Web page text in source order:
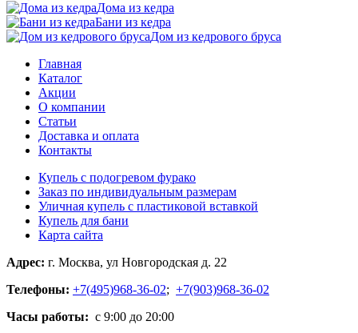
Дома из кедра
Бани из кедра
Дом из кедрового бруса
Главная
Каталог
Акции
О компании
Статьи
Доставка и оплата
Контакты
Купель с подогревом фурако
Заказ по индивидуальным размерам
Уличная купель с пластиковой вставкой
Купель для бани
Карта сайта
Адрес: г. Москва, ул Новгородская д. 22
Телефоны: +7(495)968-36-02; +7(903)968-36-02
Часы работы: с 9:00 до 20:00